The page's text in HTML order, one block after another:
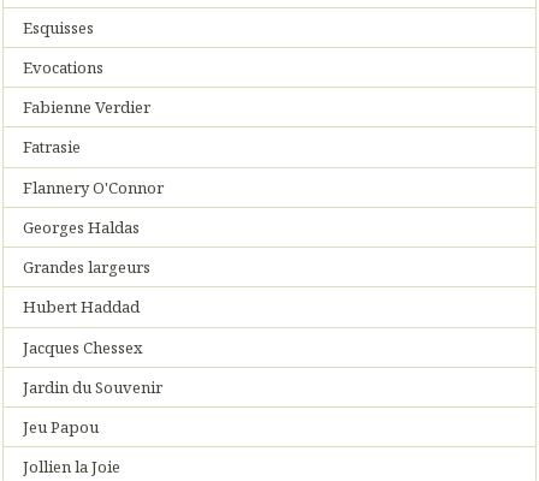
Esquisses
Evocations
Fabienne Verdier
Fatrasie
Flannery O'Connor
Georges Haldas
Grandes largeurs
Hubert Haddad
Jacques Chessex
Jardin du Souvenir
Jeu Papou
Jollien la Joie